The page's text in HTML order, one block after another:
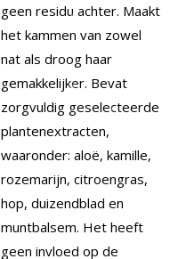
geen residu achter. Maakt
het kammen van zowel
nat als droog haar
gemakkelijker. Bevat
zorgvuldig geselecteerde
plantenextracten,
waaronder: aloë, kamille,
rozemarijn, citroengras,
hop, duizendblad en
muntbalsem. Het heeft
geen invloed op de